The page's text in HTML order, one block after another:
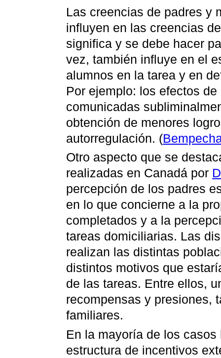
Las creencias de padres y
influyen en las creencias
significa y se debe hacer
vez, también influye en el
alumnos en la tarea y en
Por ejemplo: los efectos
comunicadas
obtención de menores
autorregulación. (
Otro aspecto que se
realizadas en Canadá por
percepción de los padres
en lo que concierne a la
completados y a la
tareas domiciliarias. Las
realizan las distintas
distintos motivos que
de las tareas. Entre ellos,
recompensas y presiones,
familiares.
En la mayoría de los
estructura de incentivos